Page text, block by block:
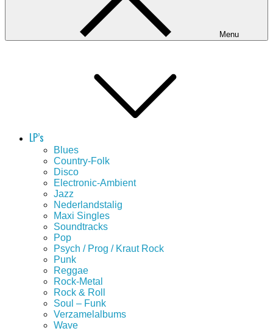
Menu
LP’s
Blues
Country-Folk
Disco
Electronic-Ambient
Jazz
Nederlandstalig
Maxi Singles
Soundtracks
Pop
Psych / Prog / Kraut Rock
Punk
Reggae
Rock-Metal
Rock & Roll
Soul – Funk
Verzamelalbums
Wave